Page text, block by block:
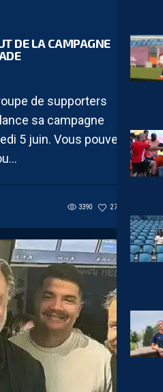
DE LA CAMPAGNE
de supporters
sa campagne
5 juin. Vous pouvez
3390 273